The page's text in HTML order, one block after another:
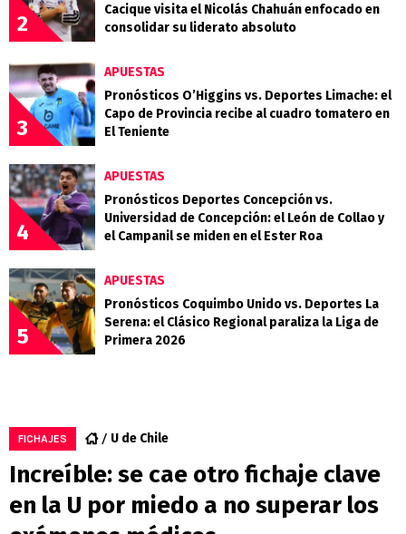
2
Cacique visita el Nicolás Chahuán enfocado en
consolidar su liderato absoluto
3
APUESTAS
Pronósticos O’Higgins vs. Deportes Limache: el
Capo de Provincia recibe al cuadro tomatero en
El Teniente
4
APUESTAS
Pronósticos Deportes Concepción vs.
Universidad de Concepción: el León de Collao y
el Campanil se miden en el Ester Roa
5
APUESTAS
Pronósticos Coquimbo Unido vs. Deportes La
Serena: el Clásico Regional paraliza la Liga de
Primera 2026
FICHAJES U de Chile
Increíble: se cae otro fichaje clave
en la U por miedo a no superar los